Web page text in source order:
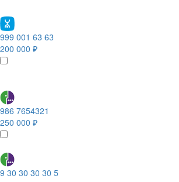
999 001 63 63
200 000 ₽
986 7654321
250 000 ₽
9 30 30 30 30 5